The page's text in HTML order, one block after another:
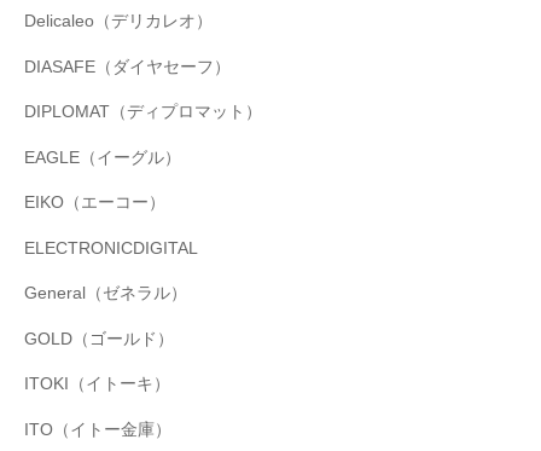
Delicaleo（デリカレオ）
DIASAFE（ダイヤセーフ）
DIPLOMAT（ディプロマット）
EAGLE（イーグル）
EIKO（エーコー）
ELECTRONICDIGITAL
General（ゼネラル）
GOLD（ゴールド）
ITOKI（イトーキ）
ITO（イトー金庫）